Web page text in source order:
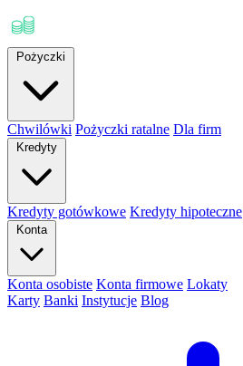
Pożyczki
Chwilówki Pożyczki ratalne Dla firm
Kredyty
Kredyty gotówkowe Kredyty hipoteczne
Konta
Konta osobiste Konta firmowe Lokaty
Karty Banki Instytucje Blog